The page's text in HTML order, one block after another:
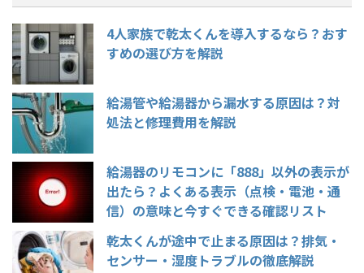
4人家族で乾太くんを導入するなら？おす
すめの選び方を解説
給湯管や給湯器から漏水する原因は？対
処法と修理費用を解説
給湯器のリモコンに「888」以外の表示が
出たら？よくある表示（点検・電池・通
信）の意味と今すぐできる確認リスト
乾太くんが途中で止まる原因は？排気・
センサー・湿度トラブルの徹底解説